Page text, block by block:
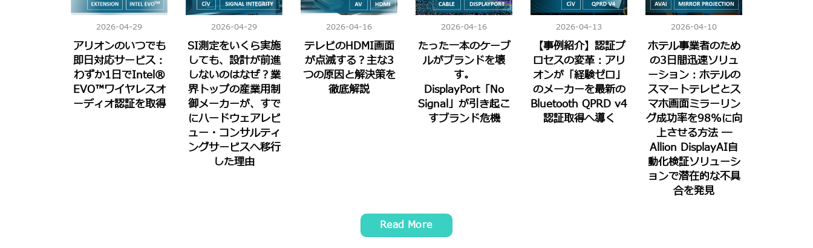
2026-04-29
アリオンのいつでも
即日対応サービス：
わずか1日でIntel®
EVO™ワイヤレスオ
ーディオ認証を取得
2026-04-29
SI測定をいくら実施
しても、設計が前進
しないのはなぜ？業
界トップの産業用制
御メーカーが、すで
にハードウェアレビ
ュー・コンサルティ
ングサービスへ移行
した理由
2026-04-16
テレビのHDMI画面
が点滅する？主な3
つの原因と解決策を
徹底解説
2026-04-16
たった一本のケーブ
ルがブランドを壊
す。
DisplayPort「No
Signal」が引き起こ
すブランド危機
2026-04-13
【事例紹介】認証プ
ロセスの変革：アリ
オンが「経験ゼロ」
のメーカーを最新の
Bluetooth QPRD v4
認証取得へ導く
2026-04-10
ホテル事業者のため
の3日間迅速ソリュ
ーション：ホテルの
スマートテレビとス
マホ画面ミラーリン
グ成功率を98%に向
上させる方法 ―
Allion DisplayAI自
動化検証ソリューシ
ョンで潜在的な不具
合を発見
Read More